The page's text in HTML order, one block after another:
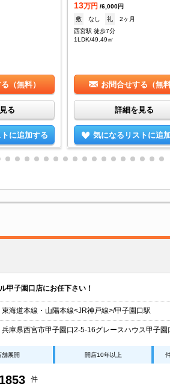
（無料）
る
に追加する
13万円 /6,000円
敷
なし 礼
2ヶ月
西宮駅 徒歩7分
1LDK/49.49㎡
お問合せする（無料
詳細を見る
気になるリストに追
甲子園口店にお任下さい！
東海道本線・山陽本線<JR神戸線>/甲子園口駅
兵庫県西宮市甲子園口2-5-16グレースハウス甲子園
舗展開 開店10年以上
1853 件